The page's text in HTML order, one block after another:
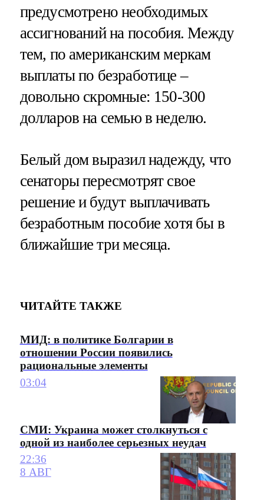
предусмотрено необходимых
ассигнований на пособия. Между
тем, по американским меркам
выплаты по безработице –
довольно скромные: 150-300
долларов на семью в неделю.
Белый дом выразил надежду, что
сенаторы пересмотрят свое
решение и будут выплачивать
безработным пособие хотя бы в
ближайшие три месяца.
ЧИТАЙТЕ ТАКЖЕ
МИД: в политике Болгарии в
отношении России появились
рациональные элементы
03:04
СМИ: Украина может столкнуться с
одной из наиболее серьезных неудач
22:36
8 АВГ